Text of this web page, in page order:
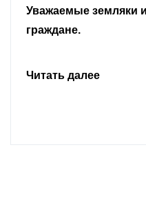
Уважаемые земляки
граждане.
Читать далее